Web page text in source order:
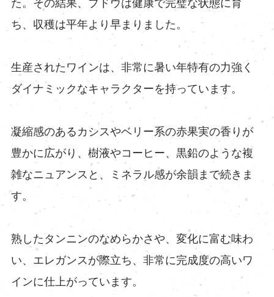
た。その結果、ブドウは健康で完璧な状態に育
ち、収穫は平年より早まりました。
生産されたワインは、非常に暑い年特有の力強く
ダイナミックなキャラクターを持っています。
凝縮感のあるカシスやベリー系の赤果実の香りが
豊かに広がり、樹液やコーヒー、黒鉛のような複
雑なニュアンスと、ミネラル感が余韻まで続きま
す。
熟したタンニンのなめらかさや、変化に富む味わ
い、エレガンスが際立ち、非常に完成度の高いワ
インに仕上がっています。